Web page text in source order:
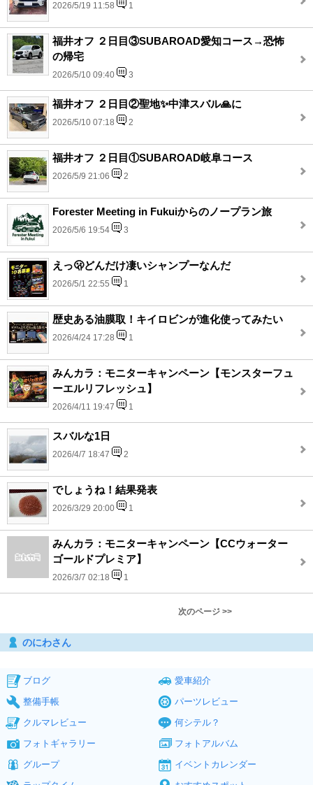
2026/5/19 11:58 1
福井オフ ２日目③SUBAROAD愛知コース→恐怖
の帰宅
2026/5/10 09:40 3
福井オフ ２日目②聖地✨中津スバル🙏に
2026/5/10 07:18 2
福井オフ ２日目①SUBAROAD岐阜コース
2026/5/9 21:06 2
Forester Meeting in Fukuiからのノープラン旅
2026/5/6 19:54 3
えっ🫢どんだけ凄いシャンプーなんだ
2026/5/1 22:55 1
歴史ある油膜取！キイロビンが進化使ってみたい
2026/4/24 17:28 1
みんカラ：モニターキャンペーン【モンスターフュ
ーエルリフレッシュ】
2026/4/11 19:47 1
スバルな1日
2026/4/7 18:47 2
でしょうね！結果発表
2026/3/29 20:00 1
みんカラ：モニターキャンペーン【CCウォーター
ゴールドプレミア】
2026/3/7 02:18 1
次のページ >>
のにわさん
ブログ
愛車紹介
整備手帳
パーツレビュー
クルマレビュー
何シテル？
フォトギャラリー
フォトアルバム
グループ
イベントカレンダー